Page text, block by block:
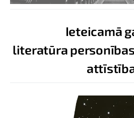
Ieteicamā
literatūra